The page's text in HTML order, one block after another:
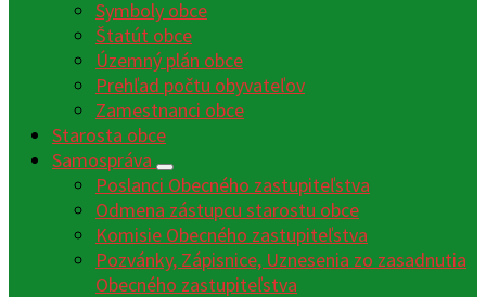
Symboly obce
Štatút obce
Územný plán obce
Prehľad počtu obyvateľov
Zamestnanci obce
Starosta obce
Samospráva
Poslanci Obecného zastupiteľstva
Odmena zástupcu starostu obce
Komisie Obecného zastupiteľstva
Pozvánky, Zápisnice, Uznesenia zo zasadnutia
Obecného zastupiteľstva